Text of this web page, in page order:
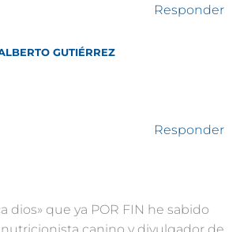
Responder
GUTIÉRREZ
Responder
dios» que ya POR FIN he sabido
canino y divulgador de